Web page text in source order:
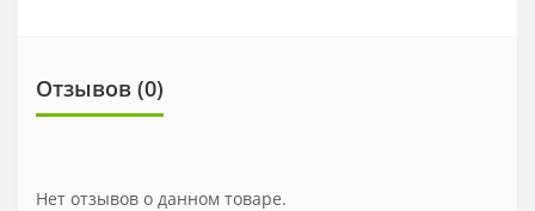
Отзывов (0)
Нет отзывов о данном товаре.